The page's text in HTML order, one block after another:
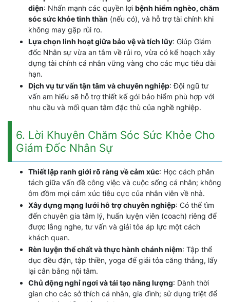
diện: Nhấn mạnh các quyền lợi bệnh hiểm nghèo, chăm
sóc sức khỏe tinh thần (nếu có), và hỗ trợ tài chính khi
không may gặp rủi ro.
Lựa chọn linh hoạt giữa bảo vệ và tích lũy: Giúp Giám
đốc Nhân sự vừa an tâm về rủi ro, vừa có kế hoạch xây
dựng tài chính cá nhân vững vàng cho các mục tiêu dài
hạn.
Dịch vụ tư vấn tận tâm và chuyên nghiệp: Đội ngũ tư
vấn am hiểu sẽ hỗ trợ thiết kế gói bảo hiểm phù hợp với
nhu cầu và mối quan tâm đặc thù của nghề nghiệp.
6. Lời Khuyên Chăm Sóc Sức Khỏe Cho
Giám Đốc Nhân Sự
Thiết lập ranh giới rõ ràng về cảm xúc: Học cách phân
tách giữa vấn đề công việc và cuộc sống cá nhân; không
ôm đồm mọi cảm xúc tiêu cực của nhân viên về nhà.
Xây dựng mạng lưới hỗ trợ chuyên nghiệp: Có thể tìm
đến chuyên gia tâm lý, huấn luyện viên (coach) riêng để
được lắng nghe, tư vấn và giải tỏa áp lực một cách
khách quan.
Rèn luyện thể chất và thực hành chánh niệm: Tập thể
dục đều đặn, tập thiền, yoga để giải tỏa căng thẳng, lấy
lại cân bằng nội tâm.
Chủ động nghỉ ngơi và tái tạo năng lượng: Dành thời
gian cho các sở thích cá nhân, gia đình; sử dụng triệt để